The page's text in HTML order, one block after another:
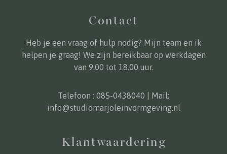
Contact
Heb je een vraag of hulp nodig? Mijn team en ik
helpen je graag! We zijn bereikbaar op werkdagen
van 9.00 tot 18.00 uur.
Telefoon : 085-0438040 | Mail:
info@studiomarjoleinvormgeving.nl
Klantwaardering